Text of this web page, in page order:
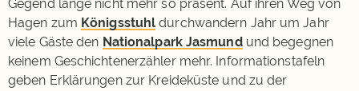
Gegend lange nicht mehr so präsent. Auf ihren Weg von
Hagen zum Königsstuhl durchwandern Jahr um Jahr
viele Gäste den Nationalpark Jasmundund begegnen
keinem Geschichtenerzähler mehr. Informationstafeln
geben Erklärungen zur Kreideküste und zu der